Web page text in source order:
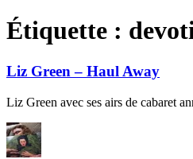
Étiquette :
Liz Green – Haul Away
Liz Green avec ses airs de cabaret